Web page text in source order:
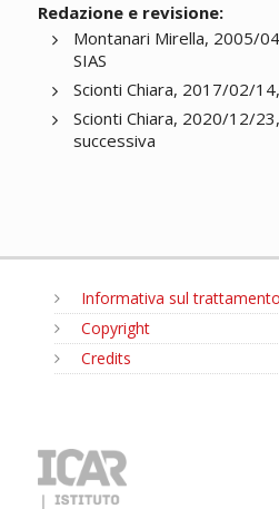
Redazione e revisione:
Montanari Mirella, 2005/
SIAS
Scionti Chiara, 2017/02/
Scionti Chiara, 2020/12/
successiva
Informativa sul
Copyright
Credits